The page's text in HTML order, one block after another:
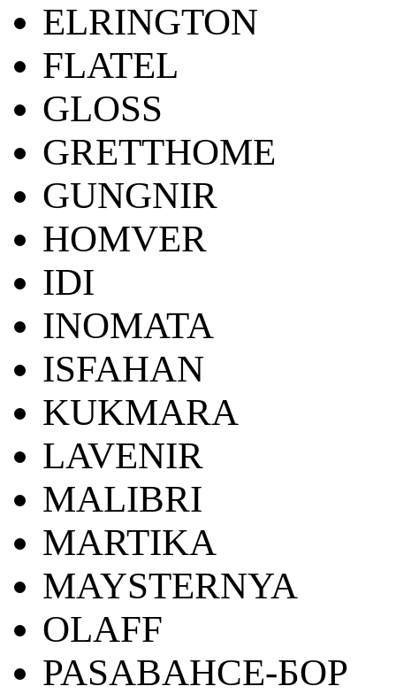
ELRINGTON
FLATEL
GLOSS
GRETTHOME
GUNGNIR
HOMVER
IDI
INOMATA
ISFAHAN
KUKMARA
LAVENIR
MALIBRI
MARTIKA
MAYSTERNYA
OLAFF
PASABAHCE-БОР